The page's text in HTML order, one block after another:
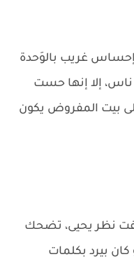
غريب بالوَحدة
إلا إنها حست
بيت المفروض يكون
نظر يحيى، تضحك
بيرد بكلمات